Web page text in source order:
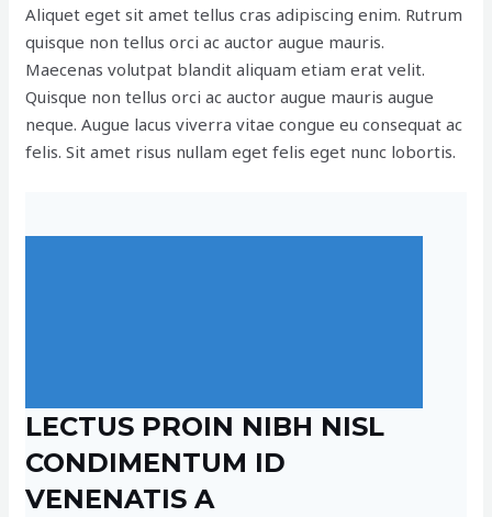
Aliquet eget sit amet tellus cras adipiscing enim. Rutrum
quisque non tellus orci ac auctor augue mauris.
Maecenas volutpat blandit aliquam etiam erat velit.
Quisque non tellus orci ac auctor augue mauris augue
neque. Augue lacus viverra vitae congue eu consequat ac
felis. Sit amet risus nullam eget felis eget nunc lobortis.
LECTUS PROIN NIBH NISL
CONDIMENTUM ID
VENENATIS A